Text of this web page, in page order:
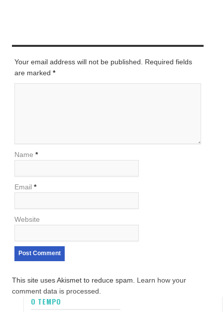
Your email address will not be published. Required fields
are marked *
Name *
Email *
Website
This site uses Akismet to reduce spam. Learn how your
comment data is processed.
O TEMPO